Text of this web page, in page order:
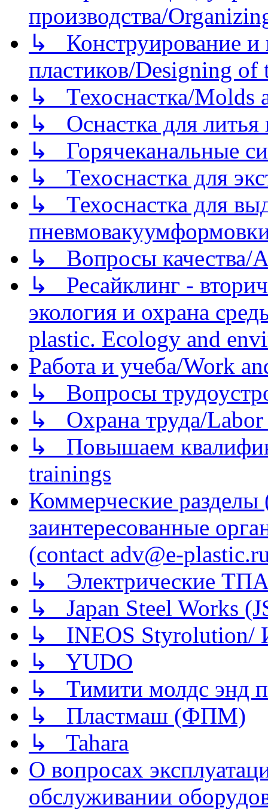
производства/
↳ Конструирование и
пластиков/Designing of
↳ Техоснастка/Molds
↳ Оснастка для литья
↳ Горячеканальные
↳ Техоснастка для
↳ Техоснастка для
↳ Вопросы качества/
↳ Ресайклинг -
экология и охрана
plastic. Ecology and
Работа и учеба/Work
↳ Вопросы
↳ Охрана труда/Labor
↳ Повышаем
trainings
Коммерческие
заинтересованные
(contact adv@e-
↳ Электрические
↳ Japan Steel Works
↳ INEOS
↳ YUDO
↳ Тимити молдс энд
↳ Пластмаш (ФПМ)
↳ Tahara
О вопросах
обслуживании